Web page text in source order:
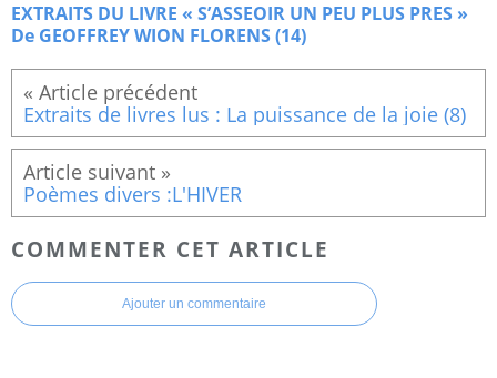
EXTRAITS DU LIVRE « S’ASSEOIR UN PEU PLUS PRES »
De GEOFFREY WION FLORENS (14)
Extraits de livres lus : La puissance de la joie (8)
Poèmes divers :L'HIVER
COMMENTER CET ARTICLE
Ajouter un commentaire